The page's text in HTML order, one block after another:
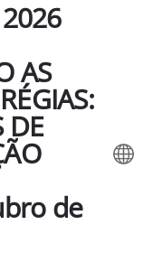
AS
DE
de